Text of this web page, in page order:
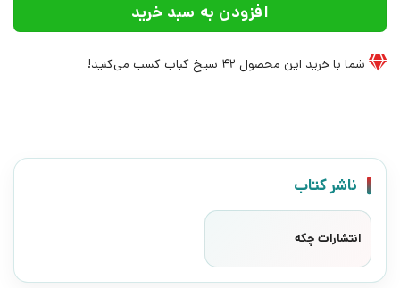
افزودن به سبد خرید
شما با خرید این محصول 42 سیخ کباب کسب می‌کنید!
ناشر کتاب
انتشارات چکه